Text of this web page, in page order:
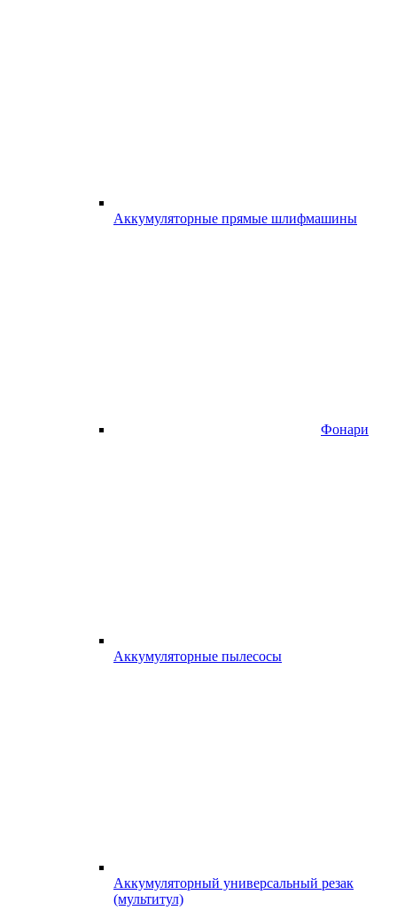
Аккумуляторные прямые шлифмашины
Фонари
Аккумуляторные пылесосы
Аккумуляторный универсальный резак
(мультитул)